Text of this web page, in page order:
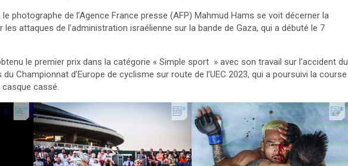
photographe de l’Agence France presse (AFP) Mahmud Hams se voit décerner la
attaques de l’administration israélienne sur la bande de Gaza, qui a débuté le 7
le premier prix dans la catégorie « Simple sport » avec son travail sur l’accident du
Championnat d’Europe de cyclisme sur route de l’UEC 2023, qui a poursuivi la course
cassé.